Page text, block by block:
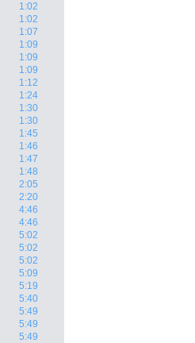
1:02
1:02
1:07
1:09
1:09
1:09
1:12
1:24
1:30
1:30
1:45
1:46
1:47
1:48
2:05
2:20
4:46
4:46
5:02
5:02
5:02
5:09
5:19
5:40
5:49
5:49
5:49